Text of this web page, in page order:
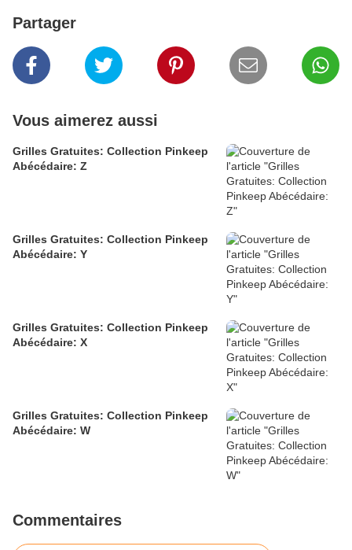
Partager
Vous aimerez aussi
Grilles Gratuites: Collection Pinkeep
Abécédaire: Z
Grilles Gratuites: Collection Pinkeep
Abécédaire: Y
Grilles Gratuites: Collection Pinkeep
Abécédaire: X
Grilles Gratuites: Collection Pinkeep
Abécédaire: W
Commentaires